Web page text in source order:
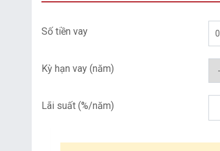
Số tiền vay
Kỳ hạn vay (năm)
Lãi suất (%/năm)